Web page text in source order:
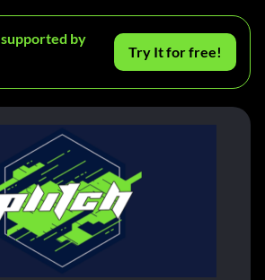
supported by
Try It for free!